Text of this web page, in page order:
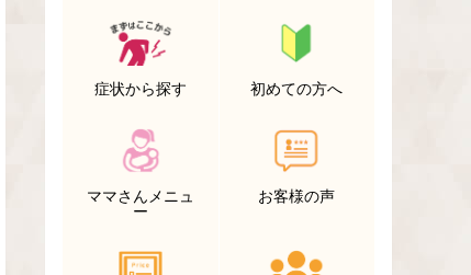
症状から探す 初めての方へ
ママさんメニュ
ー
お客様の声